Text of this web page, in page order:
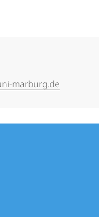
marburg.de